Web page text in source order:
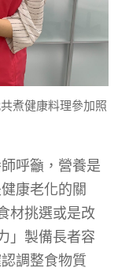
煮健康料理參加照
呼籲，營養是
康老化的關
材挑選或是改
」製備長者容
調整食物質